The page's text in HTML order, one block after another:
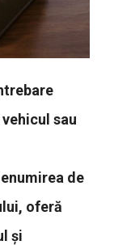
sau
de
oferă
și